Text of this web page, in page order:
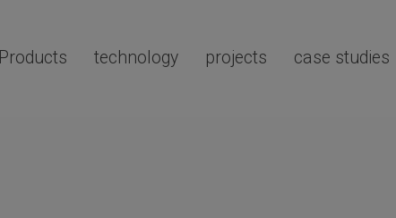
Products technology projects case studies